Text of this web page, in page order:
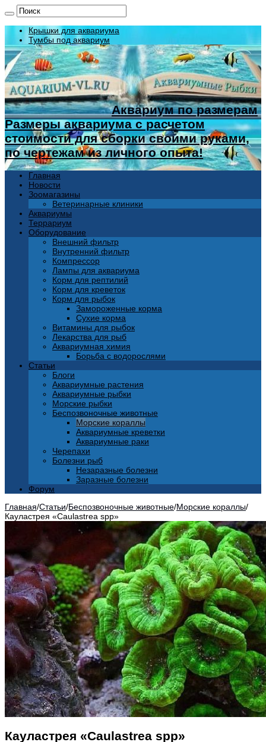
Крышки для аквариума
Тумбы под аквариум
Аквариум по размерам
Размеры аквариума с расчетом
стоимости для сборки своими руками,
по чертежам из личного опыта!
Главная
Новости
Зоомагазины
Ветеринарные клиники
Аквариумы
Террариум
Оборудование
Внешний фильтр
Внутренний фильтр
Компрессор
Лампы для аквариума
Корм для рептилий
Корм для креветок
Корм для рыбок
Замороженные корма
Сухие корма
Витамины для рыбок
Лекарства для рыб
Аквариумная химия
Борьба с водорослями
Статьи
Блоги
Аквариумные растения
Аквариумные рыбки
Морские рыбки
Беспозвоночные животные
Морские кораллы
Аквариумные креветки
Аквариумные раки
Черепахи
Болезни рыб
Незаразные болезни
Заразные болезни
Форум
Главная/Статьи/Беспозвоночные животные/Морские кораллы/
Кауластрея «Caulastrea spp»
Кауластрея «Caulastrea spp»